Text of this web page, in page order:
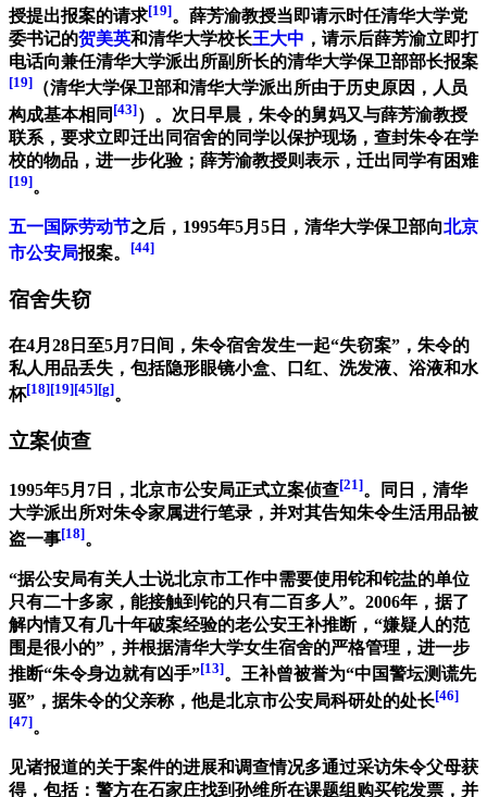
授提出报案的请求[19]。薛芳渝教授当即请示时任清华大学党
委书记的贺美英和清华大学校长王大中 ，请示后薛芳渝立即打
电话向兼任清华大学派出所副所长的清华大学保卫部部长报案
[19] （清华大学保卫部和清华大学派出所由于历史原因，人员
构成基本相同 [43]）。次日早晨，朱令的舅妈又与薛芳渝教授
联系，要求立即迁出同宿舍的同学以保护现场，查封朱令在学
校的物品，进一步化验；薛芳渝教授则表示，迁出同学有困难
[19]。
五一国际劳动节之后，1995年5月5日，清华大学保卫部向北京
市公安局报案。 [44]
宿舍失窃
在4月28日至5月7日间，朱令宿舍发生一起“失窃案”，朱令的
私人用品丢失，包括隐形眼镜小盒、口红、洗发液、浴液和水
杯[18][19][45][g]。
立案侦查
1995年5月7日，北京市公安局正式立案侦查[21]。同日，清华
大学派出所对朱令家属进行笔录，并对其告知朱令生活用品被
盗一事[18]。
“据公安局有关人士说北京市工作中需要使用铊和铊盐的单位
只有二十多家，能接触到铊的只有二百多人”。2006年，据了
解内情又有几十年破案经验的老公安王补推断，“嫌疑人的范
围是很小的”，并根据清华大学女生宿舍的严格管理，进一步
推断“朱令身边就有凶手”[13]。王补曾被誉为“中国警坛测谎先
驱”，据朱令的父亲称，他是北京市公安局科研处的处长[46]
[47]。
见诸报道的关于案件的进展和调查情况多通过采访朱令父母获
得，包括：警方在石家庄找到孙维所在课题组购买铊发票，并